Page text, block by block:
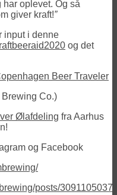
oplevet. Og så
giver kraft!”
input i denne
og det
Beer Traveler
Co.)
Ølafdeling fra Aarhus
og Facebook
posts/